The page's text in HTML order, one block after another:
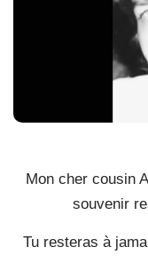
Mon cher cousin
souvenir
Tu resteras à